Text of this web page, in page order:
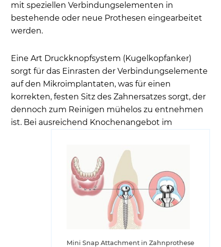
mit speziellen Verbindungselementen in
bestehende oder neue Prothesen eingearbeitet
werden.
Eine Art Druckknopfsystem (Kugelkopfanker)
sorgt für das Einrasten der Verbindungselemente
auf den Mikroimplantaten, was für einen
korrekten, festen Sitz des Zahnersatzes sorgt, der
dennoch zum Reinigen mühelos zu entnehmen
ist.
Mini Snap Attachment in Zahnprothese
Bei ausreichend Knochenangebot im